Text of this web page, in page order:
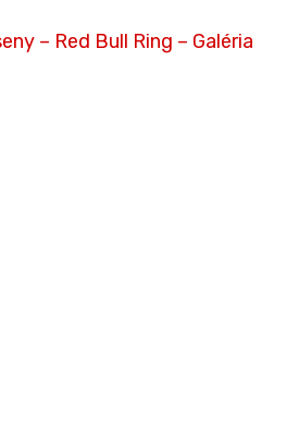
– Red Bull Ring – Galéria